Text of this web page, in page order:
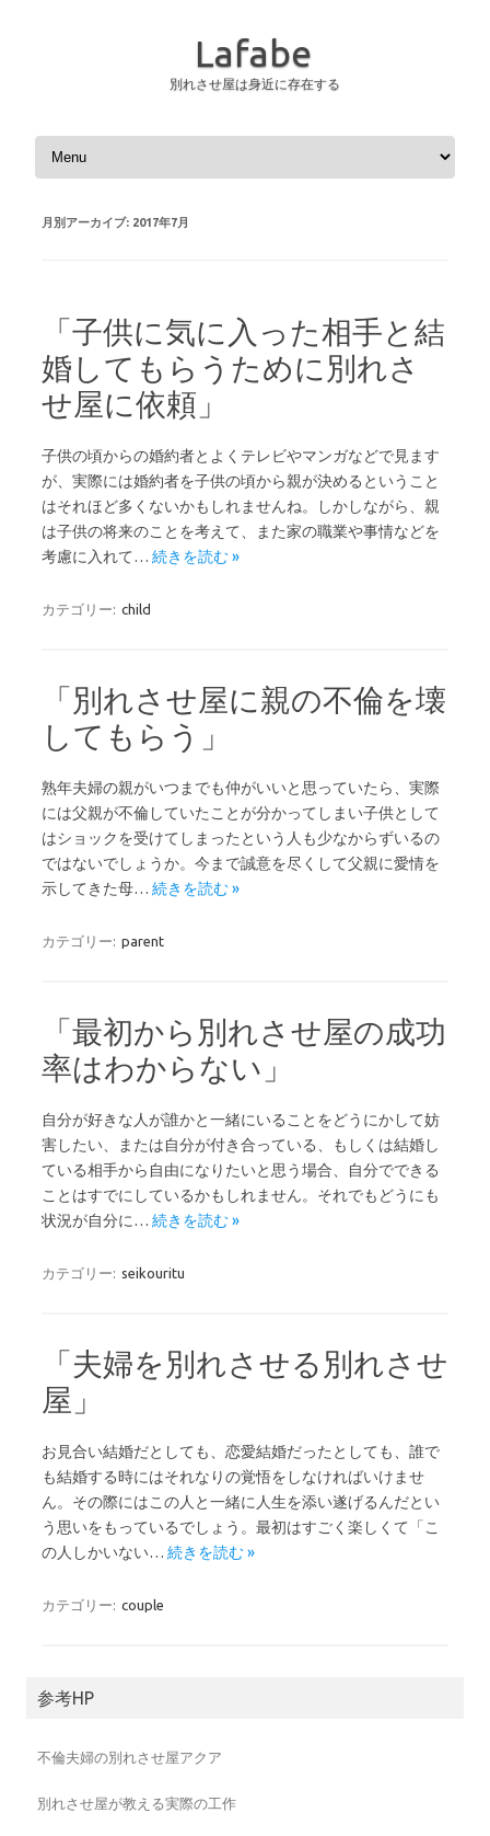
Lafabe
別れさせ屋は身近に存在する
コンテンツへスキップ
月別アーカイブ: 2017年7月
「子供に気に入った相手と結
婚してもらうために別れさ
せ屋に依頼」
子供の頃からの婚約者とよくテレビやマンガなどで見ます
が、実際には婚約者を子供の頃から親が決めるということ
はそれほど多くないかもしれませんね。しかしながら、親
は子供の将来のことを考えて、また家の職業や事情などを
考慮に入れて… 続きを読む »
カテゴリー: child
「別れさせ屋に親の不倫を壊
してもらう」
熟年夫婦の親がいつまでも仲がいいと思っていたら、実際
には父親が不倫していたことが分かってしまい子供として
はショックを受けてしまったという人も少なからずいるの
ではないでしょうか。今まで誠意を尽くして父親に愛情を
示してきた母… 続きを読む »
カテゴリー: parent
「最初から別れさせ屋の成功
率はわからない」
自分が好きな人が誰かと一緒にいることをどうにかして妨
害したい、または自分が付き合っている、もしくは結婚し
ている相手から自由になりたいと思う場合、自分でできる
ことはすでにしているかもしれません。それでもどうにも
状況が自分に… 続きを読む »
カテゴリー: seikouritu
「夫婦を別れさせる別れさせ
屋」
お見合い結婚だとしても、恋愛結婚だったとしても、誰で
も結婚する時にはそれなりの覚悟をしなければいけませ
ん。その際にはこの人と一緒に人生を添い遂げるんだとい
う思いをもっているでしょう。最初はすごく楽しくて「こ
の人しかいない… 続きを読む »
カテゴリー: couple
参考HP
不倫夫婦の別れさせ屋アクア
別れさせ屋が教える実際の工作